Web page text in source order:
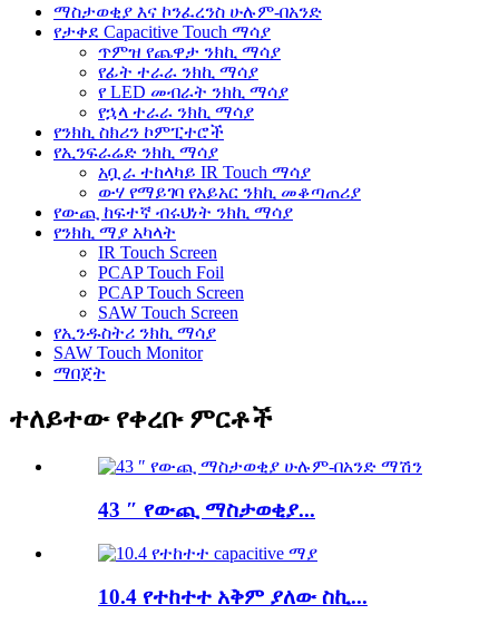
ማስታወቂያ እና ኮንፈረንስ ሁሉም-በአንድ
የታቀደ Capacitive Touch ማሳያ
ጥምዝ የጨዋታ ንክኪ ማሳያ
የፊት ተራራ ንክኪ ማሳያ
የ LED መብራት ንክኪ ማሳያ
የኋላ ተራራ ንክኪ ማሳያ
የንክኪ ስክሪን ኮምፒተሮች
የኢንፍራሬድ ንክኪ ማሳያ
አቧራ ተከላካይ IR Touch ማሳያ
ውሃ የማይገባ የአይአር ንክኪ መቆጣጠሪያ
የውጪ ከፍተኛ ብሩህነት ንክኪ ማሳያ
የንክኪ ማያ አካላት
IR Touch Screen
PCAP Touch Foil
PCAP Touch Screen
SAW Touch Screen
የኢንዱስትሪ ንክኪ ማሳያ
SAW Touch Monitor
ማበጀት
ተለይተው የቀረቡ ምርቶች
43 ″ የውጪ ማስታወቂያ...
10.4 የተከተተ አቅም ያለው ስኪ...